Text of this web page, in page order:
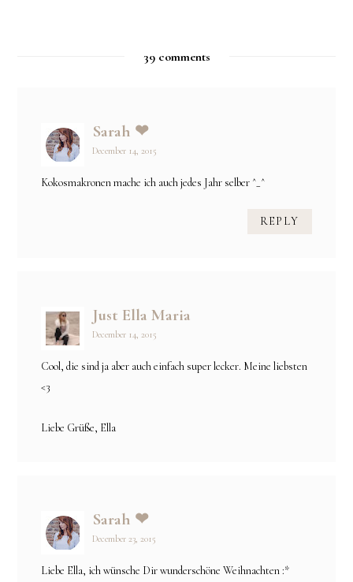
39 comments
Sarah ❤
December 14, 2015
Kokosmakronen mache ich auch jedes Jahr selber ^_^
REPLY
Just Ella Maria
December 14, 2015
Cool, die sind ja aber auch einfach super lecker. Meine liebsten
<3
Liebe Grüße, Ella
Sarah ❤
December 23, 2015
Liebe Ella, ich wünsche Dir wunderschöne Weihnachten :*